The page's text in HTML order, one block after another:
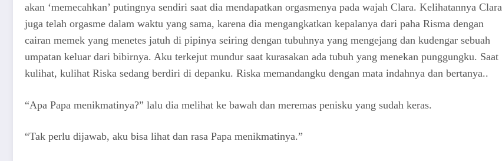
akan ‘memecahkan’ putingnya sendiri saat dia mendapatkan orgasmenya pada wajah Clara. Kelihatannya Clara
juga telah orgasme dalam waktu yang sama, karena dia mengangkatkan kepalanya dari paha Risma dengan
cairan memek yang menetes jatuh di pipinya seiring dengan tubuhnya yang mengejang dan kudengar sebuah
umpatan keluar dari bibirnya. Aku terkejut mundur saat kurasakan ada tubuh yang menekan punggungku. Saat
kulihat, kulihat Riska sedang berdiri di depanku. Riska memandangku dengan mata indahnya dan bertanya..
“Apa Papa menikmatinya?” lalu dia melihat ke bawah dan meremas penisku yang sudah keras.
“Tak perlu dijawab, aku bisa lihat dan rasa Papa menikmatinya.”